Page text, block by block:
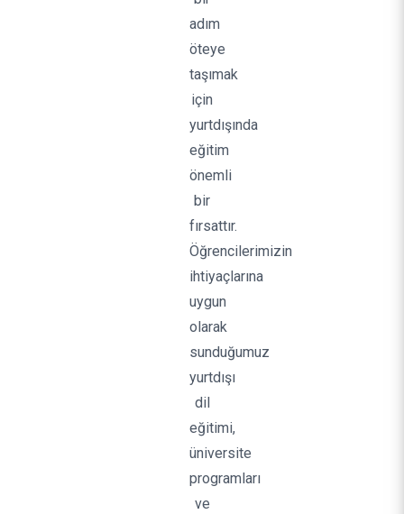
adım
öteye
taşımak
için
yurtdışında
eğitim
önemli
bir
fırsattır.
Öğrencilerimizin
ihtiyaçlarına
uygun
olarak
sunduğumuz
yurtdışı
dil
eğitimi,
üniversite
programları
ve